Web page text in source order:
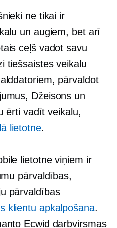
ne tikai ir
un augiem, bet arī
ceļšvadot savu
tiešsaistes veikalu
pārvaldot
Džeisons un
ērti vadīt veikalu,
lietotne.
lietotne viņiem ir
pārvaldības,
pārvaldības
klientu apkalpošana.
Ecwid darbvirsmas